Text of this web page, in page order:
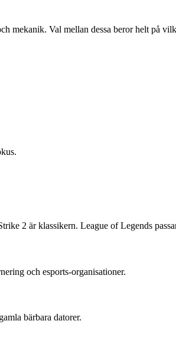
mekanik. Val mellan dessa beror helt på
2 är klassikern. League of Legends
och esports-organisationer.
bärbara datorer.